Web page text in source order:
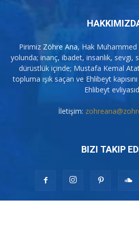
Pirimiz Zöhre Ana, Hak
yolunda; inanç, ibadet, insanlık, sevgi,
dürüstlük içinde; Mustafa Kemal
topluma ışık saçan ve Ehlibeyt
Ehlibeyt
İletişim:
BIZI TAKIP